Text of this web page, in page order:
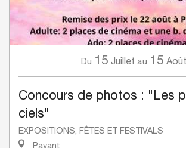
Du 15 Juillet au 15 Août
Concours de photos : "Les
ciels"
EXPOSITIONS, FÊTES ET FESTIVALS
Pavant